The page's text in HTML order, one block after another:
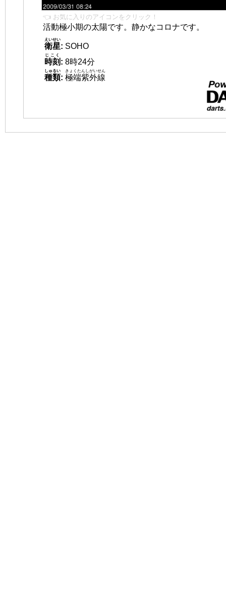
👈 お気に入りのアイコンをクリック！
活動極小期の太陽です。静かなコロナです。
衛星
えいせい
: SOHO
時刻
じこく
: 8時24分
種類
しゅるい
: 極端紫外線
きょくたんしがいせん